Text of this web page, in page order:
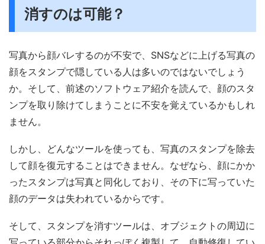
消すのは可能？
写真から顔バレするのが不安で、SNSなどに上げる写真の
顔をスタンプで隠している人は多いのではないでしょう
か。そして、前述のソフトウェア紹介を読んで、顔のスタ
ンプを取り除けてしまうことに不安を覚えているかもしれ
ません。
しかし、どんなツールを使っても、写真のスタンプを除去
して顔を復元することはできません。なぜなら、顔にかか
ったスタンプは写真と同化しており、その下に写っていた
顔のデータは失われているからです。
そして、スタンプを消すツールは、オブジェクトの周辺に